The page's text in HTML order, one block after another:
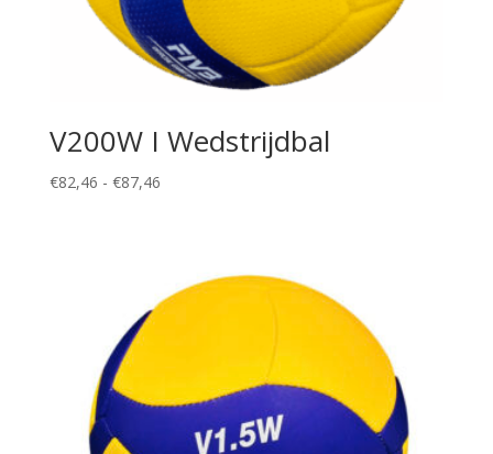
V200W I Wedstrijdbal
€82,46 - €87,46Prijsklasse: